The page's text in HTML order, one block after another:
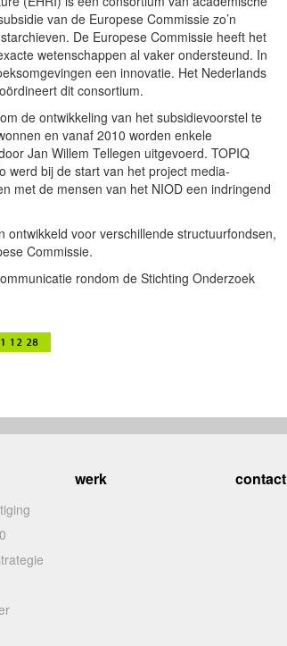
van de Europese Commissie zo’n
De Europese Commissie heeft het
wetenschappen al vaker ondersteund. In
een innovatie. Het Nederlands
dit consortium.
de ontwikkeling van het subsidievoorstel te
en vanaf 2010 worden enkele
Jan Willem Tellegen uitgevoerd. TOPIQ
werd bij de start van het project media-
met de mensen van het NIOD een indringend
voor verschillende structuurfondsen,
Commissie.
rondom de Stichting Onderzoek
werk contact